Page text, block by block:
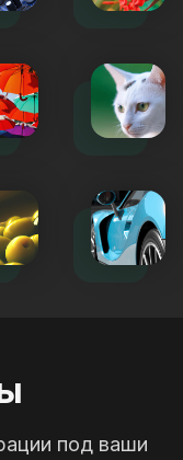
под ваши